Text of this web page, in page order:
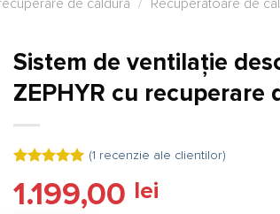
de căldură / Recuperatoare de
Sistem de ventilație
ZEPHYR cu recuperare
5.00 din 5
pe baza
(1 recenzie ale clientilor)
1.199,00 lei